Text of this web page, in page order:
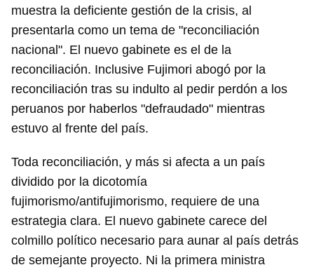
muestra la deficiente gestión de la crisis, al
presentarla como un tema de "reconciliación
nacional". El nuevo gabinete es el de la
reconciliación. Inclusive Fujimori abogó por la
reconciliación tras su indulto al pedir perdón a los
peruanos por haberlos "defraudado" mientras
estuvo al frente del país.
Toda reconciliación, y más si afecta a un país
dividido por la dicotomía
fujimorismo/antifujimorismo, requiere de una
estrategia clara. El nuevo gabinete carece del
colmillo político necesario para aunar al país detrás
de semejante proyecto. Ni la primera ministra